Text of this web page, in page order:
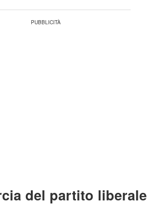
del partito liberale